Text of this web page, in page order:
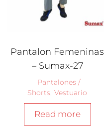
Pantalon Femeninas
– Sumax-27
Pantalones /
Shorts Vestuario
Read more